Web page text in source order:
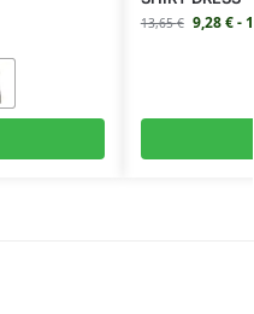
13,65€ 9,28€-